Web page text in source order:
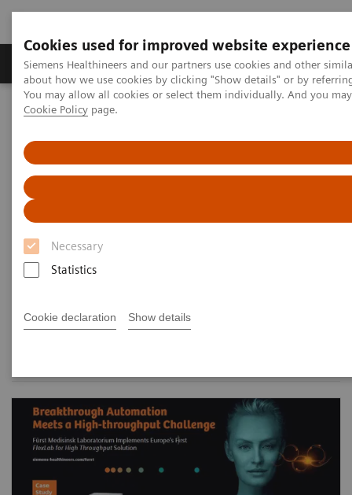
Cookies used for improved website experience
Siemens Healthineers and our partners use cookies and other
about how we use cookies by clicking "Show details" or by
You may allow all cookies or select them individually. And you
Cookie Policy page.
Necessary
Statistics
Cookie declaration Show details
Zobrazovací technika Laboratorní diagnostika
Home
Laboratorní diagnostika
Hemostasis - Case Studies
Filter (1 item)